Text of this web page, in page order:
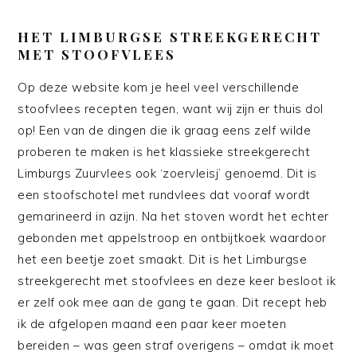
HET LIMBURGSE STREEKGERECHT
MET STOOFVLEES
Op deze website kom je heel veel verschillende
stoofvlees recepten tegen, want wij zijn er thuis dol
op! Een van de dingen die ik graag eens zelf wilde
proberen te maken is het klassieke streekgerecht
Limburgs Zuurvlees ook ‘zoervleisj’ genoemd. Dit is
een stoofschotel met rundvlees dat vooraf wordt
gemarineerd in azijn. Na het stoven wordt het echter
gebonden met appelstroop en ontbijtkoek waardoor
het een beetje zoet smaakt. Dit is het Limburgse
streekgerecht met stoofvlees en deze keer besloot ik
er zelf ook mee aan de gang te gaan. Dit recept heb
ik de afgelopen maand een paar keer moeten
bereiden – was geen straf overigens – omdat ik moet